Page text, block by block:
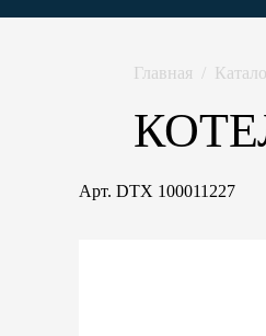
Главная
Арт. DTX 100011227